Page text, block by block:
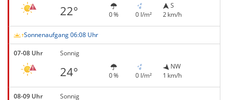
22° 0 % 0 l/m²
S
2 km/h
Sonnenaufgang 06:08 Uhr
07-08 Uhr Sonnig
24° 0 % 0 l/m²
NW
1 km/h
08-09 Uhr Sonnig